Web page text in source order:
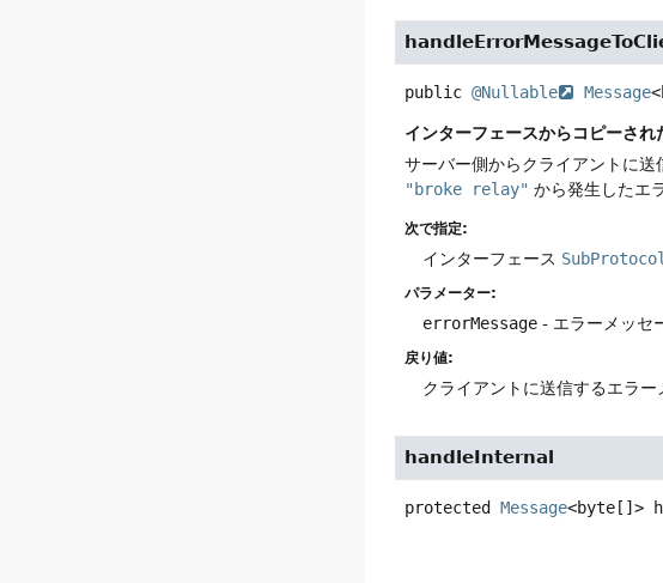
public @Nullable Message
インターフェースからコピーされ
サーバー側からクライアントに
"broke relay" から発生したエ
次で指定:
インターフェース
パラメーター:
errorMessage- エラーメッセ
戻り値:
クライアントに送信するエラー
handleInternal
protected Message<byte[]>